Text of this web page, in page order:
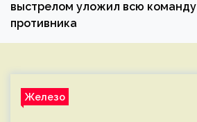
выстрелом уложил всю команду
противника
Железо